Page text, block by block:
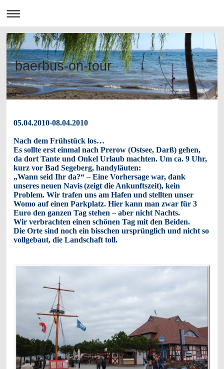
baerbus-on-tour
05.04.2010-08.04.2010
Nach dem Frühstück los…
Es sollte erst einmal nach Prerow (Ostsee, Darß) gehen,
da dort Tante und Onkel Urlaub machten. Um ca. 9 Uhr,
kurz vor Bad Segeberg, handyläuten:
„Wann seid Ihr da?“ – Eine Vorhersage war, dank
unseres neuen Navis(zeigt die Ankunftszeit), kein
Problem. Wir trafen uns am Hafen und stellten unser
Womo auf einen Parkplatz. Hier kann man zwar für 3
Euro den ganzen Tag stehen – aber nicht Nachts.
Wir verbrachten einen schönen Tag mit den Beiden.
Die Orte sind noch ein bisschen ursprünglich und nicht so
vollgebaut, die Landschaft toll.